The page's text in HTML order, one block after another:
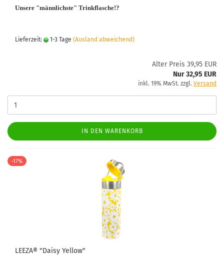
Unsere "männlichste" Trinkflasche!?
Lieferzeit: 1-3 Tage (Ausland abweichend)
Alter Preis 39,95 EUR
Nur 32,95 EUR
inkl. 19% MwSt. zzgl. Versand
IN DEN WARENKORB
-17%
LEEZA® "Daisy Yellow"